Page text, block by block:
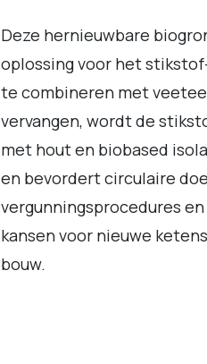
Deze hernieuwbare
oplossing voor het
te combineren met
vervangen, wordt de
met hout en biobased
en bevordert circulaire
vergunningsprocedures
kansen voor nieuwe
bouw.